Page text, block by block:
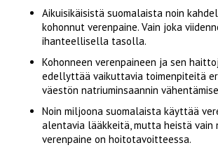
Aikuisikäisistä suomalaista noin
kohonnut verenpaine. Vain joka
ihanteellisella tasolla.
Kohonneen verenpaineen ja sen
edellyttää vaikuttavia toimenpiteitä
väestön natriuminsaannin
Noin miljoona suomalaista käyttää
alentavia lääkkeitä, mutta heistä vain
verenpaine on hoitotavoitteessa.